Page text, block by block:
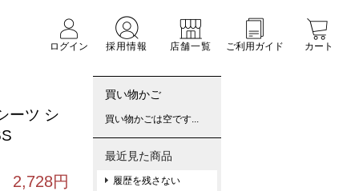
ログイン
採用情報 店舗一覧 ご利用ガイド カート
ーツ シ
2,728円
買い物かご
買い物かごは空です...
最近見た商品
履歴を残さない